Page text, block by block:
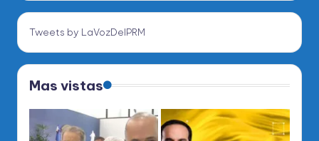
Tweets by LaVozDelPRM
Mas vistas